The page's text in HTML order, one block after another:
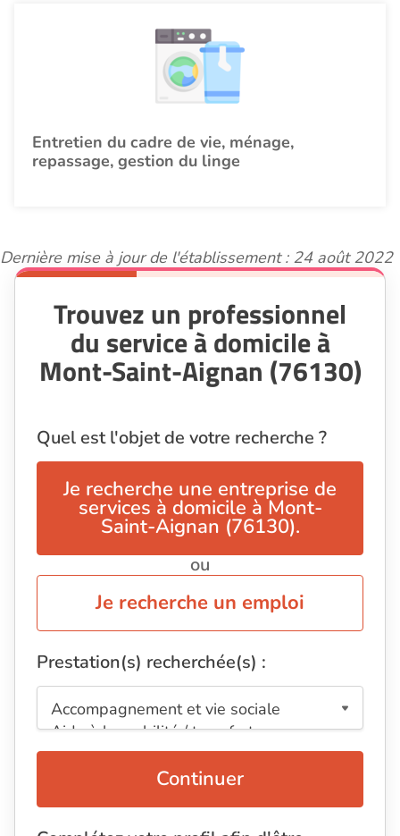
Entretien du cadre de vie, ménage,
repassage, gestion du linge
Dernière mise à jour de l'établissement : 24 août 2022
Trouvez un professionnel
du service à domicile à
Mont-Saint-Aignan (76130)
Quel est l'objet de votre recherche ?
Je recherche une entreprise de
services à domicile à Mont-
Saint-Aignan (76130).
ou
Je recherche un emploi
Prestation(s) recherchée(s) :
Continuer